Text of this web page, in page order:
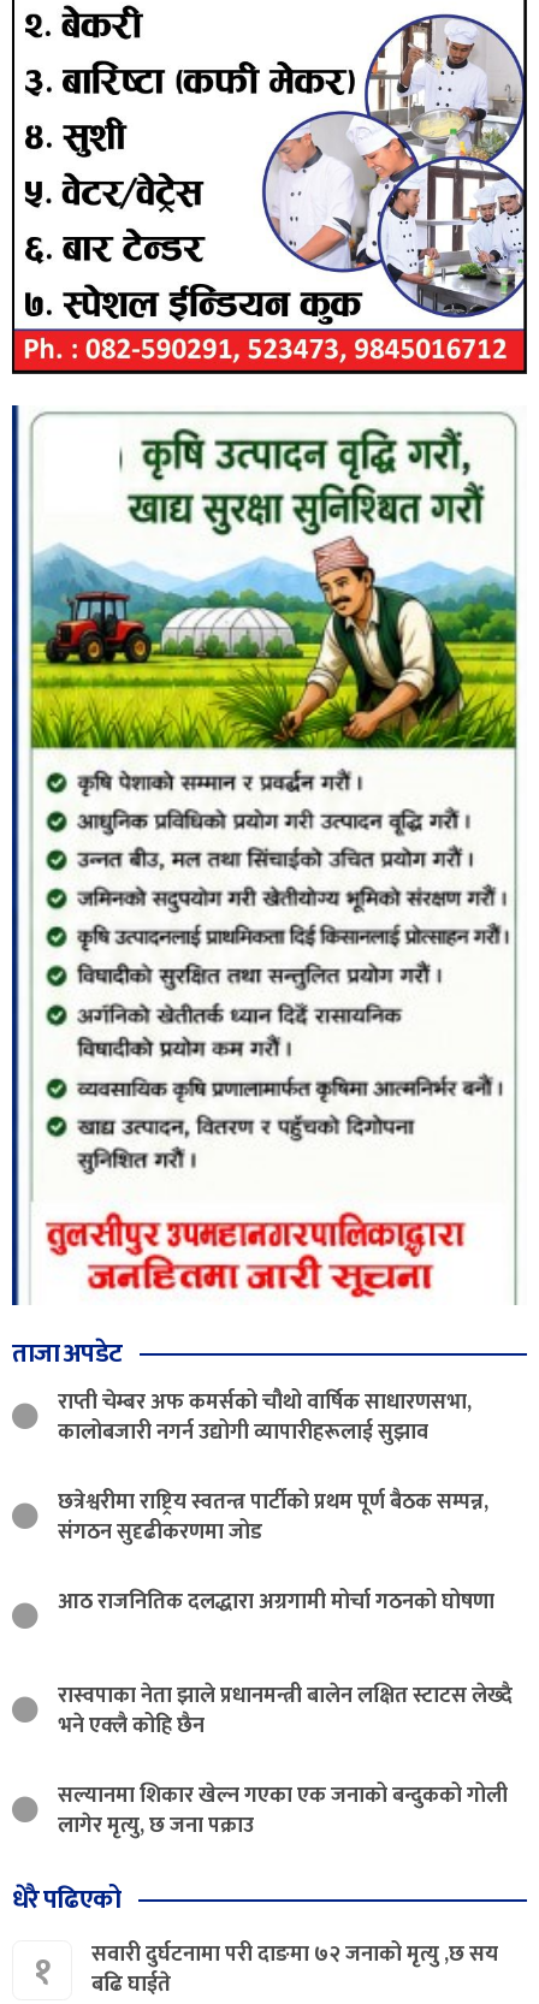
ताजा अपडेट
राप्ती चेम्बर अफ कमर्सको चौथो वार्षिक साधारणसभा,
कालोबजारी नगर्न उद्योगी व्यापारीहरूलाई सुझाव
छत्रेश्वरीमा राष्ट्रिय स्वतन्त्र पार्टीको प्रथम पूर्ण बैठक सम्पन्न,
संगठन सुदृढीकरणमा जोड
आठ राजनितिक दलद्धारा अग्रगामी मोर्चा गठनको घोषणा
रास्वपाका नेता झाले प्रधानमन्त्री बालेन लक्षित स्टाटस लेख्दै
भने एक्लै कोहि छैन
सल्यानमा शिकार खेल्न गएका एक जनाको बन्दुकको गोली
लागेर मृत्यु, छ जना पक्राउ
धेरै पढिएको
१
सवारी दुर्घटनामा परी दाङमा ७२ जनाको मृत्यु ,छ सय
बढि घाईते